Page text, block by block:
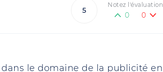
5
Notez l'évaluation
0 0
le domaine de la publicité en